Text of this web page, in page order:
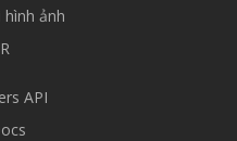
hình ảnh
API